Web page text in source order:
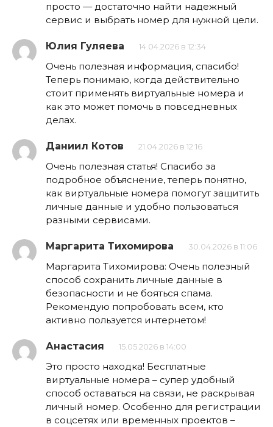
просто — достаточно найти надежный
сервис и выбрать номер для нужной цели.
Юлия Гуляева 14.04.2026 в 12:34
Очень полезная информация, спасибо!
Теперь понимаю, когда действительно
стоит применять виртуальные номера и
как это может помочь в повседневных
делах.
Даниил Котов 21.04.2026 в 12:16
Очень полезная статья! Спасибо за
подробное объяснение, теперь понятно,
как виртуальные номера помогут защитить
личные данные и удобно пользоваться
разными сервисами.
Маргарита Тихомирова 30.04.2026 в 11:06
Маргарита Тихомирова: Очень полезный
способ сохранить личные данные в
безопасности и не бояться спама.
Рекомендую попробовать всем, кто
активно пользуется интернетом!
Анастасия 15.05.2026 в 14:00
Это просто находка! Бесплатные
виртуальные номера – супер удобный
способ оставаться на связи, не раскрывая
личный номер. Особенно для регистрации
в соцсетях или временных проектов –